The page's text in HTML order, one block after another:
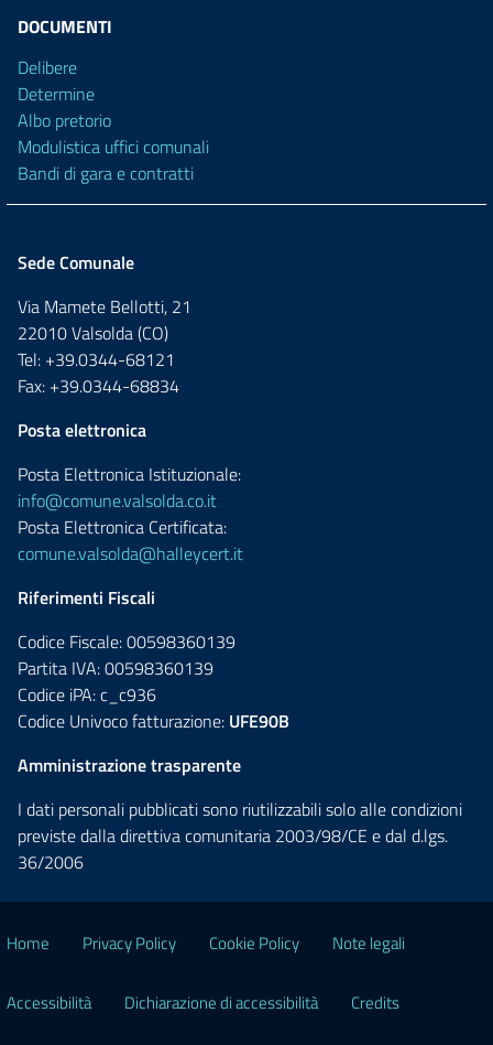
DOCUMENTI
Delibere
Determine
Albo pretorio
Modulistica uffici comunali
Bandi di gara e contratti
Sede Comunale
Via Mamete Bellotti, 21
22010 Valsolda (CO)
Tel: +39.0344-68121
Fax: +39.0344-68834
Posta elettronica
Posta Elettronica Istituzionale:
info@comune.valsolda.co.it
Posta Elettronica Certificata:
comune.valsolda@halleycert.it
Riferimenti Fiscali
Codice Fiscale: 00598360139
Partita IVA: 00598360139
Codice iPA: c_c936
Codice Univoco fatturazione: UFE90B
Amministrazione trasparente
I dati personali pubblicati sono riutilizzabili solo alle condizioni
previste dalla direttiva comunitaria 2003/98/CE e dal d.lgs.
36/2006
Home Privacy Policy Cookie Policy Note legali
Accessibilità Dichiarazione di accessibilità Credits